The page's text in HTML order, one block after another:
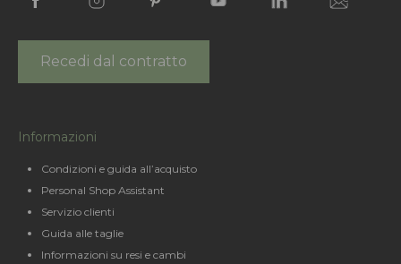
Recedi dal contratto
Informazioni
Condizioni e guida all’acquisto
Personal Shop Assistant
Servizio clienti
Guida alle taglie
Informazioni su resi e cambi